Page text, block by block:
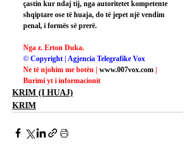
çastin kur ndaj tij, nga autoritetet kompetente
shqiptare ose të huaja, do të jepet një vendim
penal, i formës së prerë.
Nga z. Erton Duka.
© Copyright | Agjencia Telegrafike Vox
Ne të njohim me botën | www.007vox.com
Burimi yt i informacionit
KRIM (I HUAJ)
KRIM